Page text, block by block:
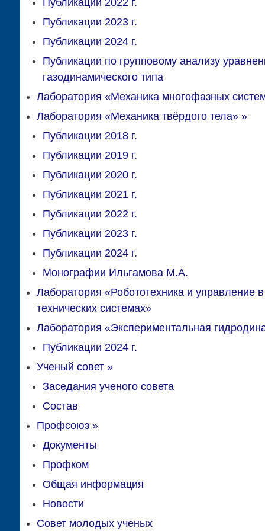
Публикации 2022 г.
Публикации 2023 г.
Публикации 2024 г.
Публикации по групповому анализу
газодинамического типа
Лаборатория «Механика многофазных
Лаборатория «Механика твёрдого тела»»
Публикации 2018 г.
Публикации 2019 г.
Публикации 2020 г.
Публикации 2021 г.
Публикации 2022 г.
Публикации 2023 г.
Публикации 2024 г.
Монографии Ильгамова М.А.
Лаборатория «Робототехника и управление в
технических системах»
Лаборатория «Экспериментальная
Публикации 2024 г.
Ученый совет»
Заседания ученого совета
Состав
Профсоюз»
Документы
Профком
Общая информация
Новости
Совет молодых ученых